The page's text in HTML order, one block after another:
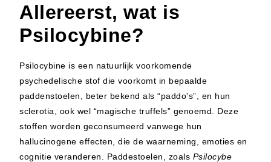
Allereerst, wat is
Psilocybine?
Psilocybine is een natuurlijk voorkomende
psychedelische stof die voorkomt in bepaalde
paddenstoelen, beter bekend als “paddo's”, en hun
sclerotia, ook wel “magische truffels” genoemd. Deze
stoffen worden geconsumeerd vanwege hun
hallucinogene effecten, die de waarneming, emoties en
cognitie veranderen. Paddestoelen, zoals Psilocybe